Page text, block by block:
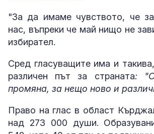
"За да имаме чувството, че
нас, въпреки че май нищо не
избирател.
Сред гласуващите има и
различен път за страната:
промяна, за нещо ново и
Право на глас в област
над 273 000 души.